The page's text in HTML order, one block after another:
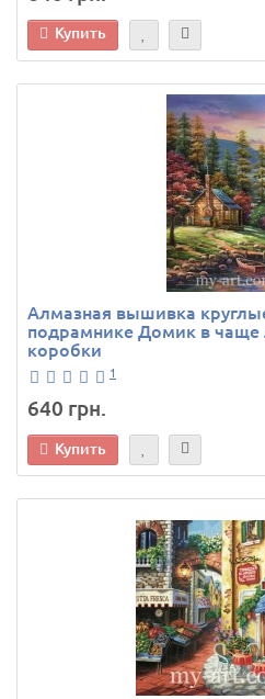
Купить
Алмазная вышивка
подрамнике Домик в чаще
коробки
1
640 грн.
Купить